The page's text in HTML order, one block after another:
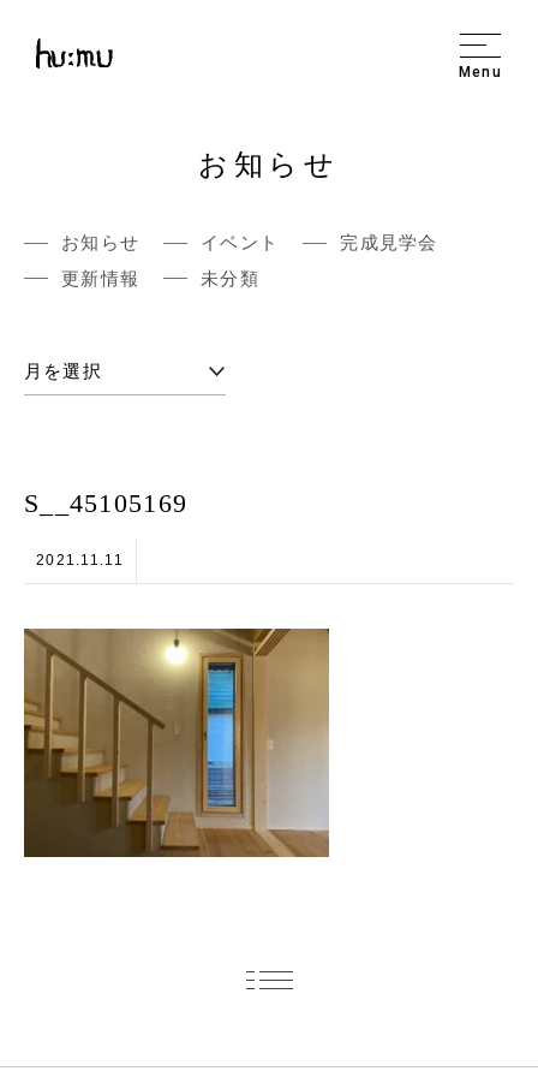
Menu
お知らせ
お知らせ イベント
完成見学会
更新情報
未分類
S__45105169
2021.11.11